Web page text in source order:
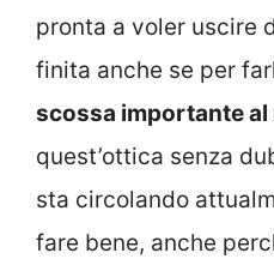
pronta a voler uscire
finita anche se per
scossa importante al
quest’ottica senza
sta circolando
fare bene, anche